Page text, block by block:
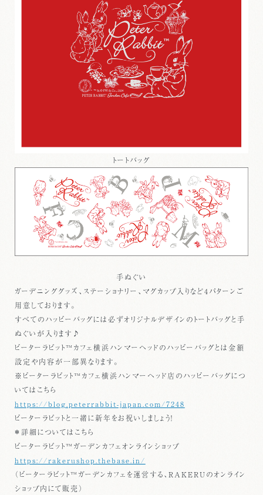
トートバッグ
手ぬぐい
ガーデニンググッズ、ステーショナリー、マグカップ入りなど4パターンご
用意しております。
すべてのハッピーバッグには必ずオリジナルデザインのトートバッグと手
ぬぐいが入ります♪
ピーターラビット™カフェ横浜ハンマーヘッドのハッピーバッグとは金額
設定や内容が一部異なります。
※ピーターラビット™カフェ横浜ハンマーヘッド店のハッピーバッグにつ
いてはこちら
https://blog.peterrabbit-japan.com/7248
ピーターラビットと一緒に新年をお祝いしましょう！
＊詳細についてはこちら
ピーターラビット™ガーデンカフェオンラインショップ
https://rakerushop.thebase.in/
（ピーターラビット™ガーデンカフェを運営する、RAKERUのオンライン
ショップ内にて販売）